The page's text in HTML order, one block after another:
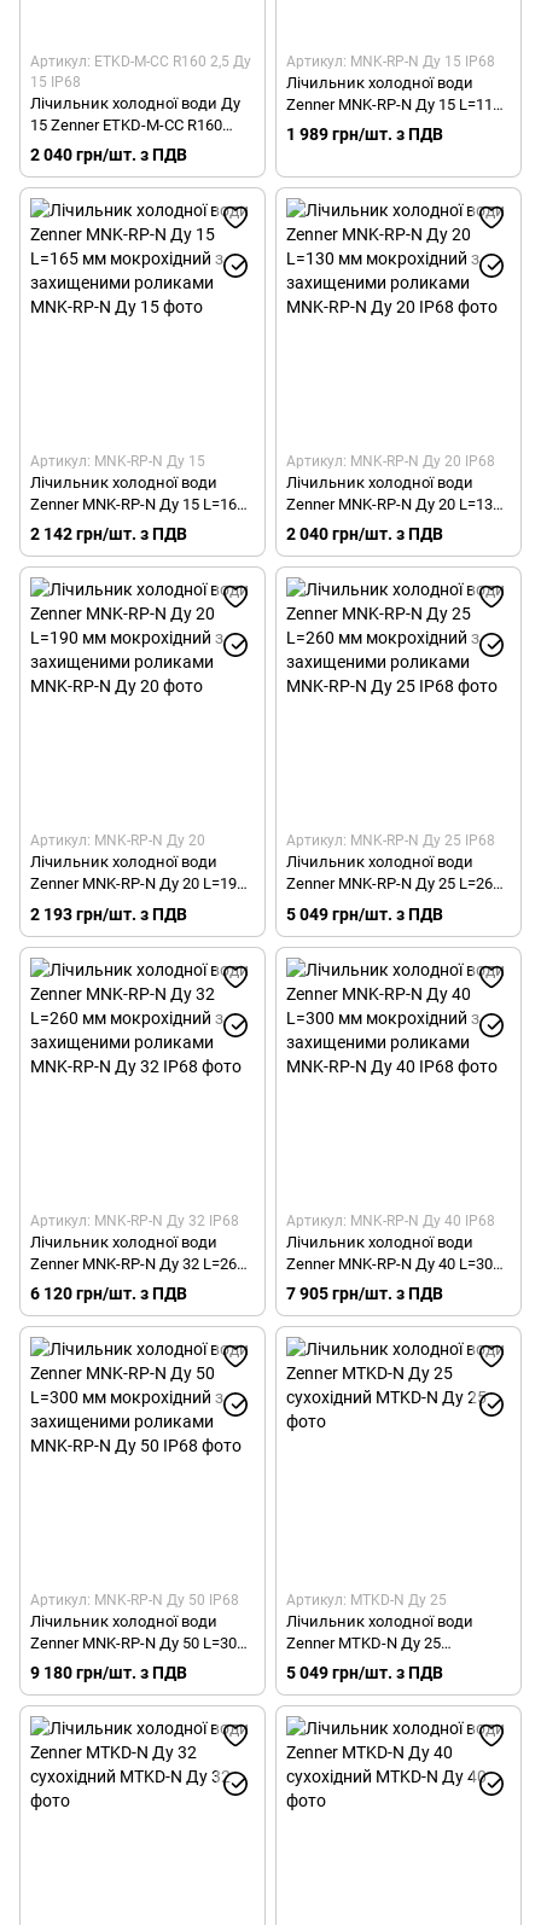
Артикул: ETKD-M-CC R160 2,5 Ду
15 IP68
Лічильник холодної води Ду
15 Zenner ETKD-M-CC R160
(без штуцерів)
2 040 грн/шт. з ПДВ
Артикул: MNK-RP-N Ду 15 IP68
Лічильник холодної води
Zenner MNK-RP-N Ду 15 L=110
мм мокрохідний з
захищеними роликами
1 989 грн/шт. з ПДВ
Артикул: MNK-RP-N Ду 15
Лічильник холодної води
Zenner MNK-RP-N Ду 15 L=165
мм мокрохідний з
захищеними роликами
2 142 грн/шт. з ПДВ
Артикул: MNK-RP-N Ду 20 IP68
Лічильник холодної води
Zenner MNK-RP-N Ду 20 L=130
мм мокрохідний з
захищеними роликами
2 040 грн/шт. з ПДВ
Артикул: MNK-RP-N Ду 20
Лічильник холодної води
Zenner MNK-RP-N Ду 20 L=190
мм мокрохідний з
захищеними роликами
2 193 грн/шт. з ПДВ
Артикул: MNK-RP-N Ду 25 IP68
Лічильник холодної води
Zenner MNK-RP-N Ду 25 L=260
мм мокрохідний з
захищеними роликами
5 049 грн/шт. з ПДВ
Артикул: MNK-RP-N Ду 32 IP68
Лічильник холодної води
Zenner MNK-RP-N Ду 32 L=260
мм мокрохідний з
захищеними роликами
6 120 грн/шт. з ПДВ
Артикул: MNK-RP-N Ду 40 IP68
Лічильник холодної води
Zenner MNK-RP-N Ду 40 L=300
мм мокрохідний з
захищеними роликами
7 905 грн/шт. з ПДВ
Артикул: MNK-RP-N Ду 50 IP68
Лічильник холодної води
Zenner MNK-RP-N Ду 50 L=300
мм мокрохідний з
захищеними роликами
9 180 грн/шт. з ПДВ
Артикул: MTKD-N Ду 25
Лічильник холодної води
Zenner MTKD-N Ду 25
сухохідний
5 049 грн/шт. з ПДВ